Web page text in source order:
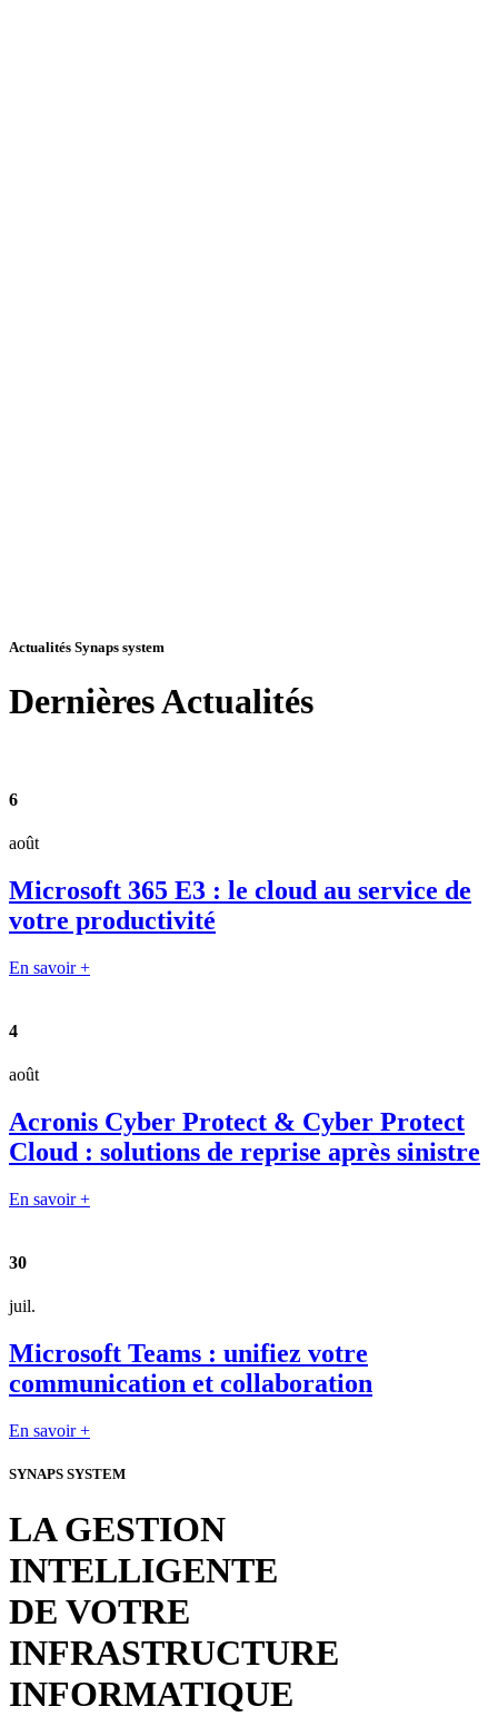
Actualités Synaps system
DernièresActualités
6
août
Microsoft 365 E3 : le cloud au service de
votre productivité
En savoir +
4
août
Acronis Cyber Protect & Cyber Protect
Cloud : solutions de reprise après sinistre
En savoir +
30
juil.
Microsoft Teams : unifiez votre
communication et collaboration
En savoir +
SYNAPS SYSTEM
LA GESTION
INTELLIGENTE
DE VOTRE
INFRASTRUCTURE
INFORMATIQUE